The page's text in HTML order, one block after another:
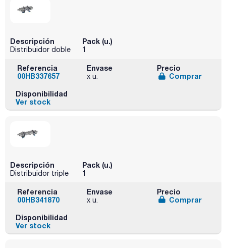
Descripción
Distribuidor doble
Pack (u.)
1
Referencia
00HB337657
Envase
x u.
Precio
Comprar
Disponibilidad
Ver stock
Descripción
Distribuidor triple
Pack (u.)
1
Referencia
00HB341870
Envase
x u.
Precio
Comprar
Disponibilidad
Ver stock